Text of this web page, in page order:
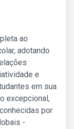
ao
adotando
e
em sua
excepcional,
por
-